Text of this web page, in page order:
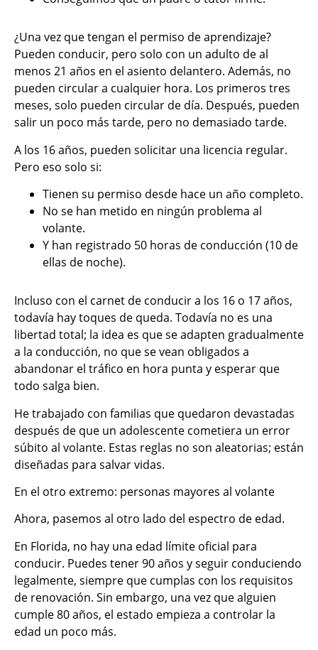
¿Una vez que tengan el permiso de aprendizaje?
Pueden conducir, pero solo con un adulto de al
menos 21 años en el asiento delantero. Además, no
pueden circular a cualquier hora. Los primeros tres
meses, solo pueden circular de día. Después, pueden
salir un poco más tarde, pero no demasiado tarde.
A los 16 años, pueden solicitar una licencia regular.
Pero eso solo si:
Tienen su permiso desde hace un año completo.
No se han metido en ningún problema al
volante.
Y han registrado 50 horas de conducción (10 de
ellas de noche).
Incluso con el carnet de conducir a los 16 o 17 años,
todavía hay toques de queda. Todavía no es una
libertad total; la idea es que se adapten gradualmente
a la conducción, no que se vean obligados a
abandonar el tráfico en hora punta y esperar que
todo salga bien.
He trabajado con familias que quedaron devastadas
después de que un adolescente cometiera un error
súbito al volante. Estas reglas no son aleatorias; están
diseñadas para salvar vidas.
En el otro extremo: personas mayores al volante
Ahora, pasemos al otro lado del espectro de edad.
En Florida, no hay una edad límite oficial para
conducir. Puedes tener 90 años y seguir conduciendo
legalmente, siempre que cumplas con los requisitos
de renovación. Sin embargo, una vez que alguien
cumple 80 años, el estado empieza a controlar la
edad un poco más.